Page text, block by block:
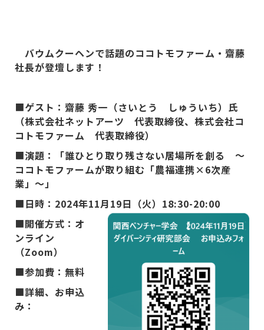
バウムクーヘンで話題のココトモファーム・齋藤
社長が登壇します！
■ゲスト：齋藤 秀一（さいとう しゅういち）氏
（株式会社ネットアーツ 代表取締役、株式会社コ
コトモファーム 代表取締役）
■演題：「誰ひとり取り残さない居場所を創る ～
ココトモファームが取り組む「農福連携×6次産
業」～」
■日時：2024年11月19日（火）18:30-20:00
■開催方式：オ
ンライン
（Zoom）
■参加費：無料
■詳細、お申込
み：